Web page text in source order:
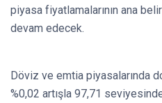
piyasa fiyatlamalarının ana
devam edecek.
Döviz ve emtia piyasalarında
%0,02 artışla 97,71